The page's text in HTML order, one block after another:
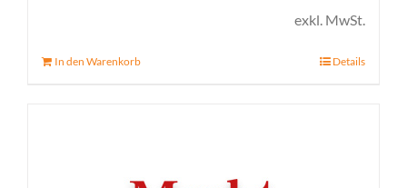
exkl. MwSt.
In den Warenkorb Details